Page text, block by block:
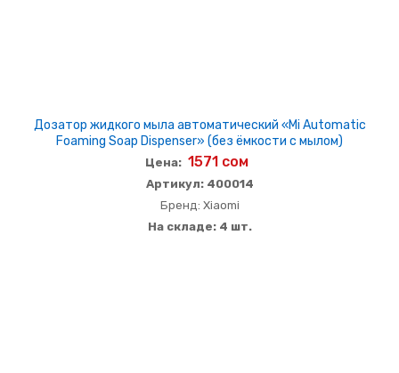
Дозатор жидкого мыла автоматический «Mi Automatic
Foaming Soap Dispenser» (без ёмкости с мылом)
Цена: 1571 сом
Артикул: 400014
Бренд: Xiaomi
На складе: 4 шт.